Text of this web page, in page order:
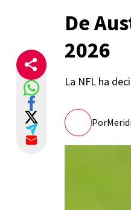
De
2026
La NFL ha
Por